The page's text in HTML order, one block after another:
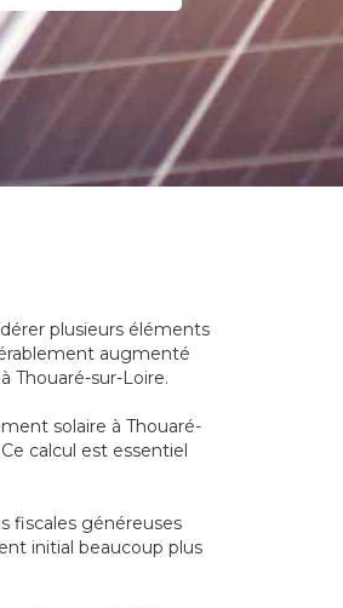
plusieurs éléments
augmenté
Thouaré-sur-Loire.
solaire à Thouaré-
calcul est essentiel
fiscales généreuses
initial beaucoup plus